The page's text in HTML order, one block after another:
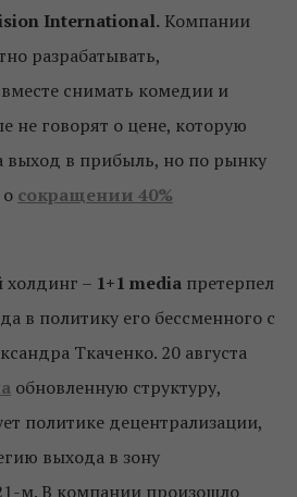
International. Компании
разрабатывать,
снимать комедии и
не говорят о цене, которую
выход в прибыль, но по рынку
сокращении 40%
– 1+1 media претерпел
в политику его бессменного с
Ткаченко. 20 августа
обновленную структуру,
политике децентрализации,
выхода в зону
м. В компании произошло